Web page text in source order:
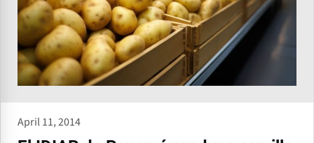
April 11, 2014